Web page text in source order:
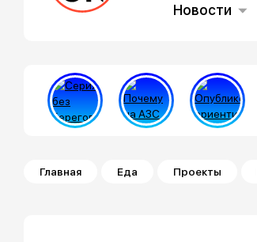
Новости
Строка навигации
Главная Еда Проекты